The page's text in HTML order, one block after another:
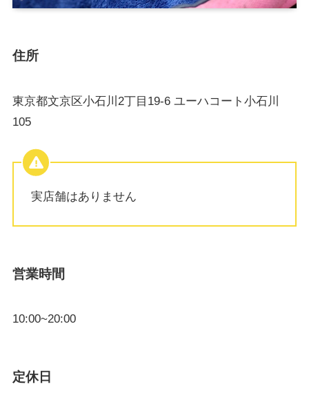
住所
東京都文京区小石川2丁目19-6 ユーハコート小石川
105
実店舗はありません
営業時間
10:00~20:00
定休日